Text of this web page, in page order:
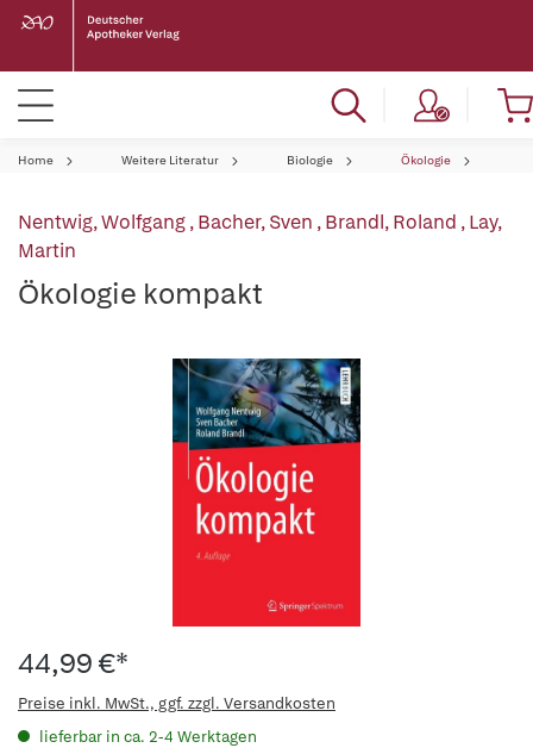
Home Weitere Literatur Biologie Ökologie
Nentwig, Wolfgang,Bacher, Sven ,Brandl, Roland ,Lay,
Martin
Ökologie kompakt
44,99 €*
Preise inkl. MwSt., ggf. zzgl. Versandkosten
lieferbar in ca. 2-4 Werktagen